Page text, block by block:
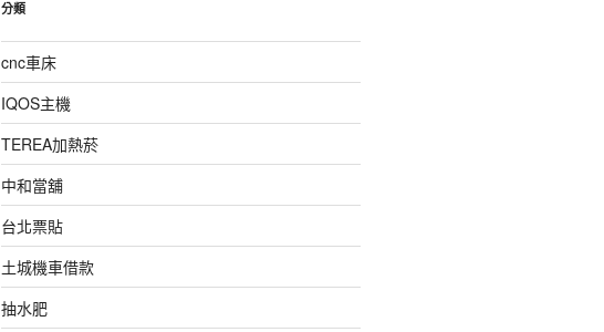
分類
cnc車床
IQOS主機
TEREA加熱菸
中和當舖
台北票貼
土城機車借款
抽水肥